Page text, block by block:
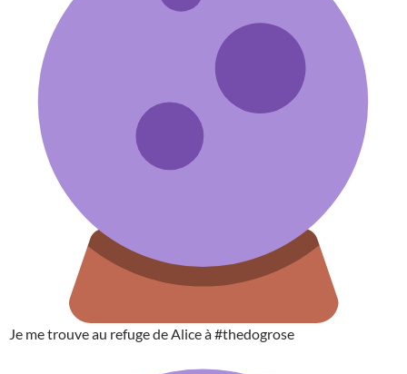
Je me trouve au refuge de Alice à #thedogrose